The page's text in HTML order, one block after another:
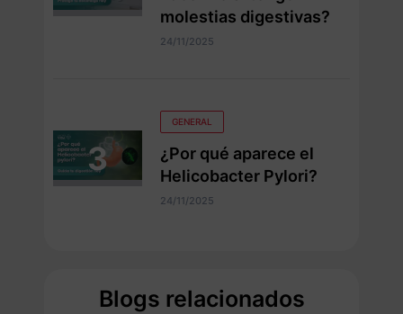
molestias digestivas?
24/11/2025
GENERAL
¿Por qué aparece el
Helicobacter Pylori?
24/11/2025
Blogs relacionados